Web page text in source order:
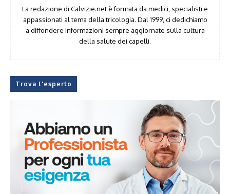
La redazione di Calvizie.net è formata da medici, specialisti e
appassionati al tema della tricologia. Dal 1999, ci dedichiamo
a diffondere informazioni sempre aggiornate sulla cultura
della salute dei capelli.
Trova l'esperto